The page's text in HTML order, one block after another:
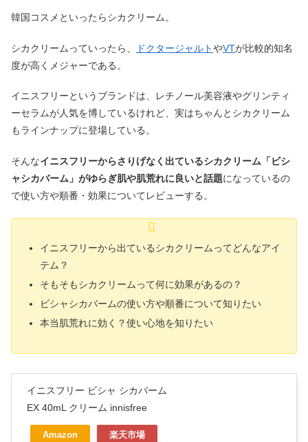
韓国コスメといったらシカクリーム。
シカクリームっていったら、 ドクタージャルトやVTが比較的知名
度が高くメジャーである。
イニスフリーというブランドは、レチノール美容液やグリンティ
ーセラムが人気を博しているけれど、実はちゃんとシカクリーム
もラインナップに登場している。
そんなイニスフリーからさりげなく出ているシカクリーム「ビシ
ャシカバーム」がゆらぎ肌や肌荒れに良いと話題になっているの
で使い方や順番・効果についてレビューする。
イニスフリーから出ているシカクリームってどんなアイ
テム？
そもそもシカクリームって何に効果があるの？
ビシャシカバームの使い方や順番について知りたい
本当肌荒れに効く？使い心地を知りたい
イニスフリー ビシャ シカバーム
EX 40mL クリーム innisfree
Amazon 楽天市場